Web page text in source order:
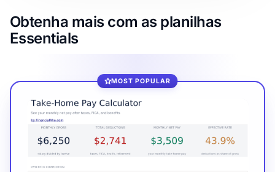
Obtenha mais com as planilhas
Essentials
MOST POPULAR